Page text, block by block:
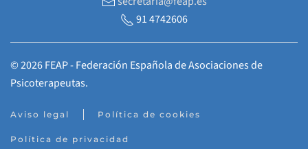
91 4742606
©2026FEAP - Federación Española de Asociaciones de
Psicoterapeutas.
Aviso legal Política de cookies
Política de privacidad